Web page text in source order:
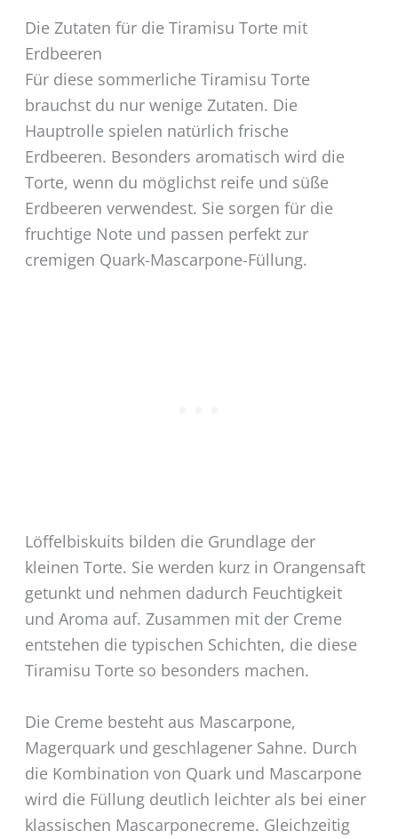
Die Zutaten für die Tiramisu Torte mit
Erdbeeren
Für diese sommerliche Tiramisu Torte
brauchst du nur wenige Zutaten. Die
Hauptrolle spielen natürlich frische
Erdbeeren. Besonders aromatisch wird die
Torte, wenn du möglichst reife und süße
Erdbeeren verwendest. Sie sorgen für die
fruchtige Note und passen perfekt zur
cremigen Quark-Mascarpone-Füllung.
Löffelbiskuits bilden die Grundlage der
kleinen Torte. Sie werden kurz in Orangensaft
getunkt und nehmen dadurch Feuchtigkeit
und Aroma auf. Zusammen mit der Creme
entstehen die typischen Schichten, die diese
Tiramisu Torte so besonders machen.
Die Creme besteht aus Mascarpone,
Magerquark und geschlagener Sahne. Durch
die Kombination von Quark und Mascarpone
wird die Füllung deutlich leichter als bei einer
klassischen Mascarponecreme. Gleichzeitig